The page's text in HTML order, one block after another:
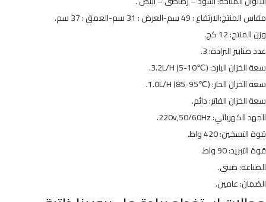
مقاس المنتج:الارتفاع : 49 سم-العرض : 31 سم-العمق : 37 سم.
وزن المنتج: 12 كج.
عدد صنابير البرادة: 3.
سعة الخزان البارد: 3.2L/H (5-10℃).
سعة الخزان الحار: 1.0L/H (85-95℃).
سعة الخزان الفاتر: دائم.
الجهد الكهربائي: 220v,50/60Hz.
قوة التسخين: 420 واط.
قوة التبريد: 90 واط.
الصناعة: صيني.
الضمان: عامين.